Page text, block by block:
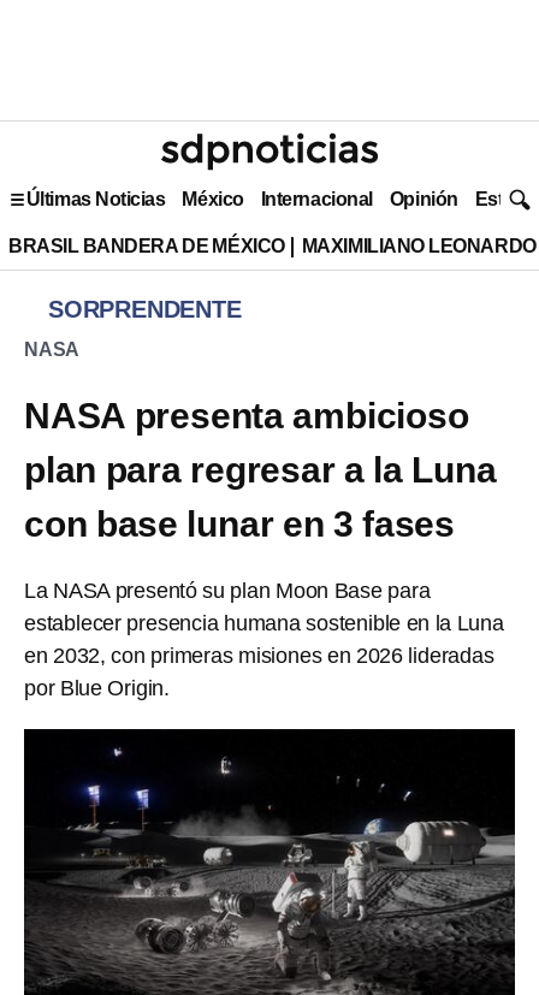
Últimas Noticias México Internacional Opinión Estilo
BRASIL BANDERA DE MÉXICO MAXIMILIANO
SORPRENDENTE
NASA
NASA presenta ambicioso
plan para regresar a la Luna
con base lunar en 3 fases
La NASA presentó su plan Moon Base para
establecer presencia humana sostenible en la Luna
en 2032, con primeras misiones en 2026 lideradas
por Blue Origin.